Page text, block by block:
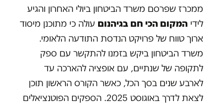
ממכרז שפרסם משרד הביטחון ביולי האחרון והגיע
לידי המקום הכי חם בגיהנום עולה כי מתוכנן מיסוד
ארוך טווח של פרויקט הנדסת התודעה הלאומי.
משרד הביטחון ביקש בזמנו להתקשר עם ספק
לתקופה של שנתיים, עם אופציה להארכה עד
לארבע שנים בסך הכל, כאשר הקורס הראשון תוכן
לצאת לדרך באוגוסט 2025. הספקים הפוטנציאלים